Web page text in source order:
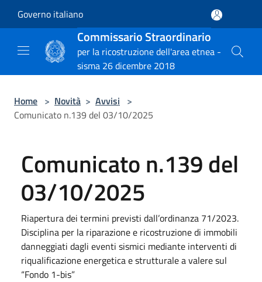
Governo italiano
Commissario Straordinario
per la ricostruzione dell'area etnea -
sisma 26 dicembre 2018
Home > Novità > Avvisi >
Comunicato n.139 del 03/10/2025
Comunicato n.139 del
03/10/2025
Riapertura dei termini previsti dall’ordinanza 71/2023.
Disciplina per la riparazione e ricostruzione di immobili
danneggiati dagli eventi sismici mediante interventi di
riqualificazione energetica e strutturale a valere sul
“Fondo 1-bis”